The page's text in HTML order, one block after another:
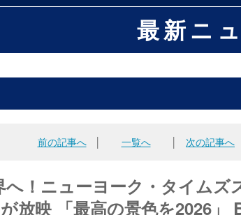
最新ニ
前の記事へ│ 一覧へ 次の記事へ
へ！ニューヨーク・タイムズ
放映 「最高の景色を2026」